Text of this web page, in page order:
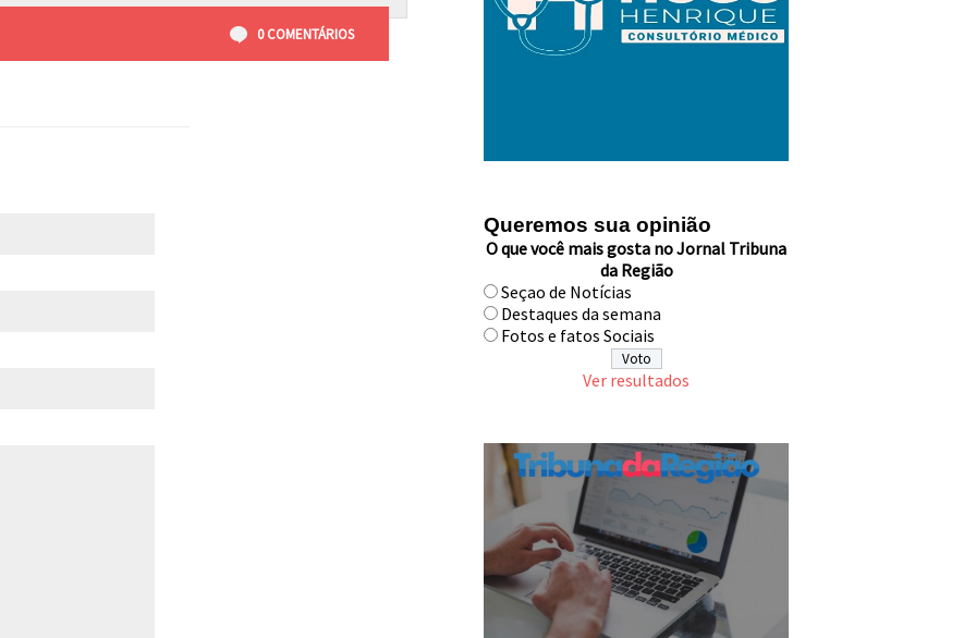
0 COMENTÁRIOS
Queremos sua opinião
O que você mais gosta no Jornal Tribuna
da Região
Seçao de Notícias
Destaques da semana
Fotos e fatos Sociais
Ver resultados